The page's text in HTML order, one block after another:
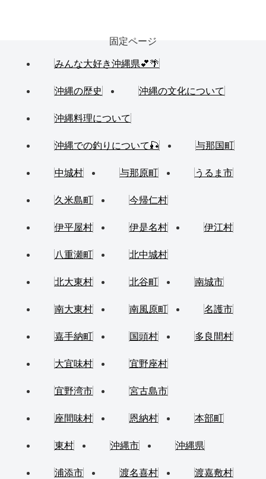
固定ページ
みんな大好き沖縄県💕🌴
沖縄の歴史 沖縄の文化について
沖縄料理について
沖縄での釣りについて🎣 与那国町
中城村 与那原町 うるま市
久米島町 今帰仁村
伊平屋村 伊是名村 伊江村
八重瀬町 北中城村
北大東村 北谷町 南城市
南大東村 南風原町 名護市
嘉手納町 国頭村 多良間村
大宜味村 宜野座村
宜野湾市 宮古島市
座間味村 恩納村 本部町
東村 沖縄市 沖縄県
浦添市 渡名喜村 渡嘉敷村